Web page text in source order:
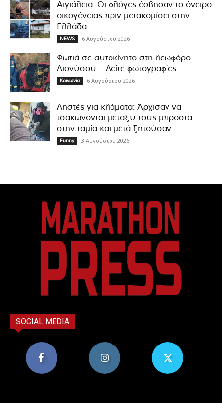
Αιγιάλεια: Οι φλόγες έσβησαν το όνειρο
οικογένειας πριν μετακομίσει στην
Ελλάδα
NEWS 6 Αυγούστου 2026
Φωτιά σε αυτοκίνητο στη λεωφόρο
Διονύσου – Δείτε φωτογραφίες
Κοινωνία 6 Αυγούστου 2026
Ληστές για κλάματα: Άρχισαν να
τσακώνονται μεταξύ τους μπροστά
στην ταμία και μετά ζητούσαν...
Funny 3 Αυγούστου 2026
SOCIAL MEDIA